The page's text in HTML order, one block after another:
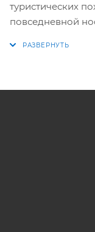
туристических
повседневной